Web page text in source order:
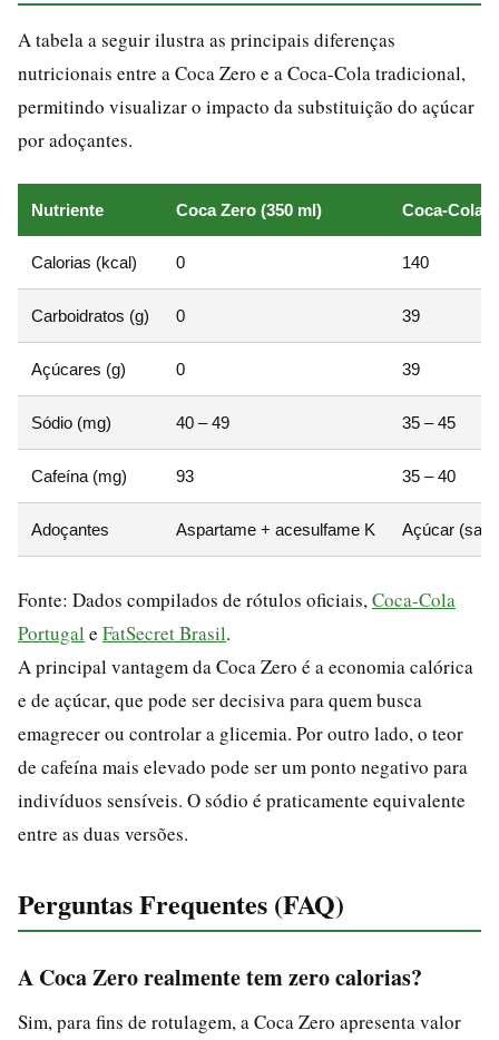
A tabela a seguir ilustra as principais diferenças
nutricionais entre a Coca Zero e a Coca-Cola tradicional,
permitindo visualizar o impacto da substituição do açúcar
por adoçantes.
Nutriente Coca Zero (350 ml) Coca-Cola
Calorias (kcal) 0 140
Carboidratos (g) 0 39
Açúcares (g) 0 39
Sódio (mg) 40 – 49 35 – 45
Cafeína (mg) 93 35 – 40
Adoçantes Aspartame + acesulfame K Açúcar
Fonte: Dados compilados de rótulos oficiais, Coca-Cola
Portugal e FatSecret Brasil.
A principal vantagem da Coca Zero é a economia calórica
e de açúcar, que pode ser decisiva para quem busca
emagrecer ou controlar a glicemia. Por outro lado, o teor
de cafeína mais elevado pode ser um ponto negativo para
indivíduos sensíveis. O sódio é praticamente equivalente
entre as duas versões.
Perguntas Frequentes (FAQ)
A Coca Zero realmente tem zero calorias?
Sim, para fins de rotulagem, a Coca Zero apresenta valor